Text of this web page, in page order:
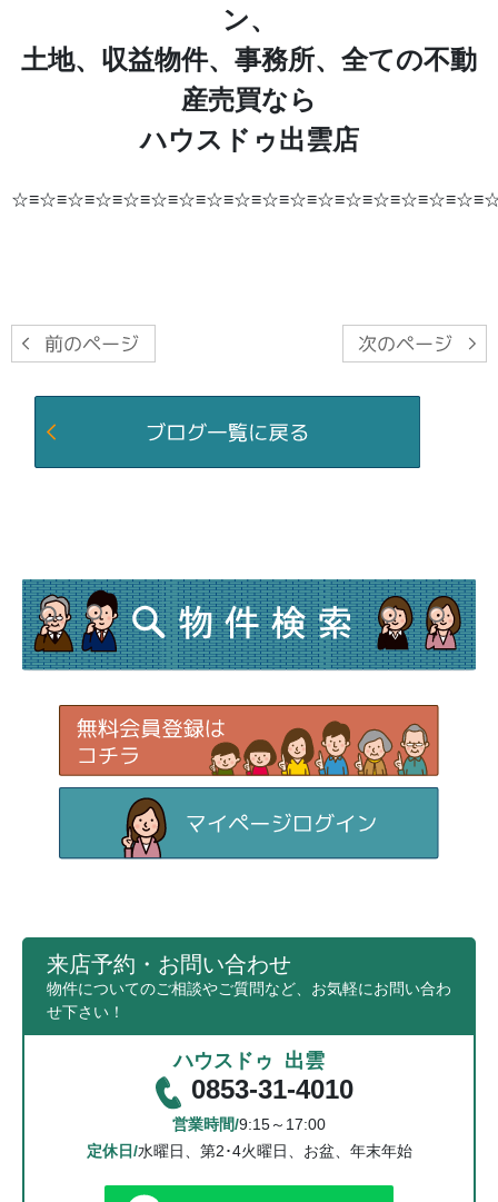
ン、
土地、収益物件、事務所、全ての不動
産売買なら
ハウスドゥ出雲店
来店予約・お問い合わせ
物件についてのご相談やご質問など、お気軽にお問い合わ
せ下さい！
ハウスドゥ 出雲
0853-31-4010
営業時間/9:15～17:00
定休日/水曜日、第2･4火曜日、お盆、年末年始